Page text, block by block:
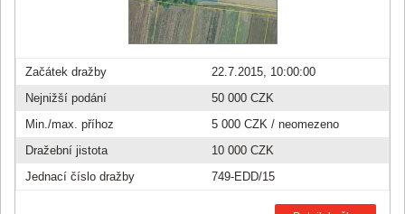
Začátek dražby
22.7.2015, 10:00:00
Nejnižší podání
50 000 CZK
Min./max. příhoz
5 000 CZK / neomezeno
Dražební jistota
10 000 CZK
Jednací číslo dražby
749-EDD/15